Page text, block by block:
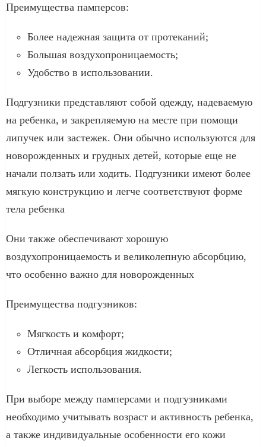
Преимущества памперсов:
Более надежная защита от протеканий;
Большая воздухопроницаемость;
Удобство в использовании.
Подгузники представляют собой одежду, надеваемую
на ребенка, и закрепляемую на месте при помощи
липучек или застежек. Они обычно используются для
новорожденных и грудных детей, которые еще не
начали ползать или ходить. Подгузники имеют более
мягкую конструкцию и легче соответствуют форме
тела ребенка
Они также обеспечивают хорошую
воздухопроницаемость и великолепную абсорбцию,
что особенно важно для новорожденных
Преимущества подгузников:
Мягкость и комфорт;
Отличная абсорбция жидкости;
Легкость использования.
При выборе между памперсами и подгузниками
необходимо учитывать возраст и активность ребенка,
а также индивидуальные особенности его кожи